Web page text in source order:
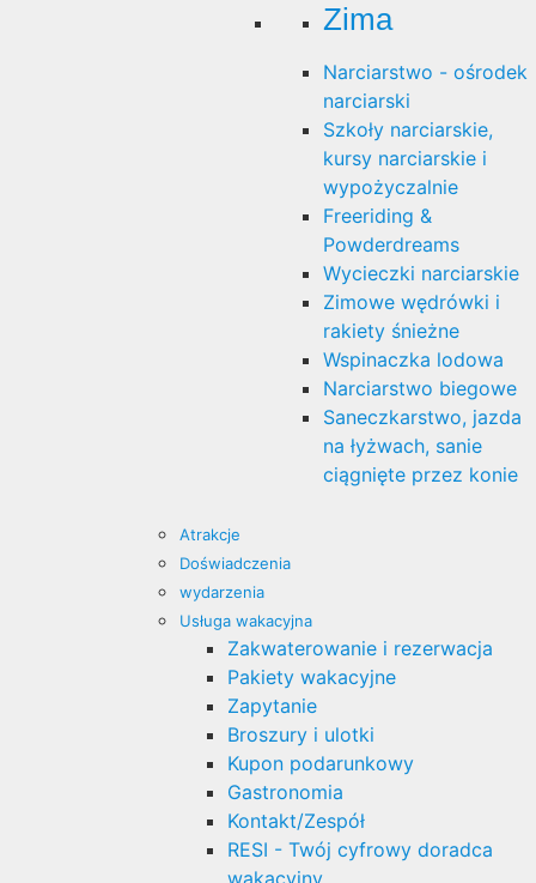
Zima
Narciarstwo - ośrodek
narciarski
Szkoły narciarskie,
kursy narciarskie i
wypożyczalnie
Freeriding &
Powderdreams
Wycieczki narciarskie
Zimowe wędrówki i
rakiety śnieżne
Wspinaczka lodowa
Narciarstwo biegowe
Saneczkarstwo, jazda
na łyżwach, sanie
ciągnięte przez konie
Atrakcje
Doświadczenia
wydarzenia
Usługa wakacyjna
Zakwaterowanie i rezerwacja
Pakiety wakacyjne
Zapytanie
Broszury i ulotki
Kupon podarunkowy
Gastronomia
Kontakt/Zespół
RESI - Twój cyfrowy doradca
wakacyjny